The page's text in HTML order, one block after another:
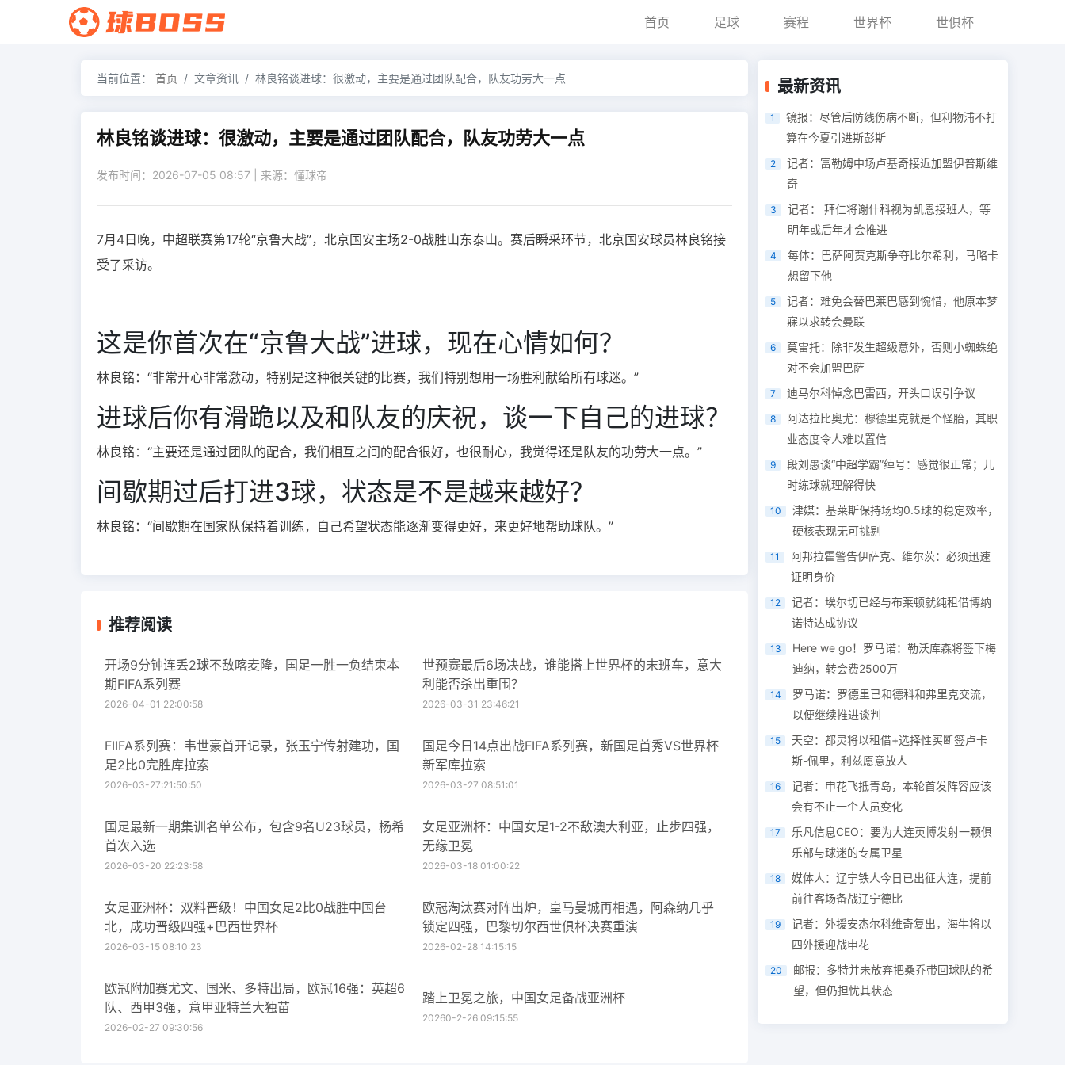
首页 足球 赛程 世界杯 世俱杯
当前位置： 首页 文章资讯 林良铭谈进球：很激动，主要是通过团队配合，队友功劳大一点
林良铭谈进球：很激动，主要是通过团队配合，队友功劳大一点
发布时间：2026-07-05 08:57 | 来源：懂球帝
7月4日晚，中超联赛第17轮“京鲁大战”，北京国安主场2-0战胜山东泰山。赛后瞬采环节，北京国安球员林良铭接
受了采访。
这是你首次在“京鲁大战”进球，现在心情如何？
林良铭：“非常开心非常激动，特别是这种很关键的比赛，我们特别想用一场胜利献给所有球迷。”
进球后你有滑跪以及和队友的庆祝，谈一下自己的进球？
林良铭：“主要还是通过团队的配合，我们相互之间的配合很好，也很耐心，我觉得还是队友的功劳大一点。”
间歇期过后打进3球，状态是不是越来越好？
林良铭：“间歇期在国家队保持着训练，自己希望状态能逐渐变得更好，来更好地帮助球队。”
推荐阅读
开场9分钟连丢2球不敌喀麦隆，国足一胜一负结束本
期FIFA系列赛
2026-04-01 22:00:58
世预赛最后6场决战，谁能搭上世界杯的末班车，意大
利能否杀出重围？
2026-03-31 23:46:21
FIIFA系列赛：韦世豪首开记录，张玉宁传射建功，国
足2比0完胜库拉索
2026-03-27:21:50:50
国足今日14点出战FIFA系列赛，新国足首秀VS世界杯
新军库拉索
2026-03-27 08:51:01
国足最新一期集训名单公布，包含9名U23球员，杨希
首次入选
2026-03-20 22:23:58
女足亚洲杯：中国女足1-2不敌澳大利亚，止步四强，
无缘卫冕
2026-03-18 01:00:22
女足亚洲杯：双料晋级！中国女足2比0战胜中国台
北，成功晋级四强+巴西世界杯
2026-03-15 08:10:23
欧冠淘汰赛对阵出炉，皇马曼城再相遇，阿森纳几乎
锁定四强，巴黎切尔西世俱杯决赛重演
2026-02-28 14:15:15
欧冠附加赛尤文、国米、多特出局，欧冠16强：英超6
队、西甲3强，意甲亚特兰大独苗
2026-02-27 09:30:56
踏上卫冕之旅，中国女足备战亚洲杯
20260-2-26 09:15:55
最新资讯
1
镜报：尽管后防线伤病不断，但利物浦不打
算在今夏引进斯彭斯
2
记者：富勒姆中场卢基奇接近加盟伊普斯维
奇
3
记者： 拜仁将谢什科视为凯恩接班人，等
明年或后年才会推进
4
每体：巴萨阿贾克斯争夺比尔希利，马略卡
想留下他
5
记者：难免会替巴莱巴感到惋惜，他原本梦
寐以求转会曼联
6
莫雷托：除非发生超级意外，否则小蜘蛛绝
对不会加盟巴萨
7 迪马尔科悼念巴雷西，开头口误引争议
8
阿达拉比奥尤：穆德里克就是个怪胎，其职
业态度令人难以置信
9
段刘愚谈“中超学霸”绰号：感觉很正常；儿
时练球就理解得快
10
津媒：基莱斯保持场均0.5球的稳定效率，
硬核表现无可挑剔
11
阿邦拉霍警告伊萨克、维尔茨：必须迅速
证明身价
12
记者：埃尔切已经与布莱顿就纯租借博纳
诺特达成协议
13
Here we go！罗马诺：勒沃库森将签下梅
迪纳，转会费2500万
14
罗马诺：罗德里已和德科和弗里克交流，
以便继续推进谈判
15
天空：都灵将以租借+选择性买断签卢卡
斯-佩里，利兹愿意放人
16
记者：申花飞抵青岛，本轮首发阵容应该
会有不止一个人员变化
17
乐凡信息CEO：要为大连英博发射一颗俱
乐部与球迷的专属卫星
18
媒体人：辽宁铁人今日已出征大连，提前
前往客场备战辽宁德比
19
记者：外援安杰尔科维奇复出，海牛将以
四外援迎战申花
20
邮报：多特并未放弃把桑乔带回球队的希
望，但仍担忧其状态